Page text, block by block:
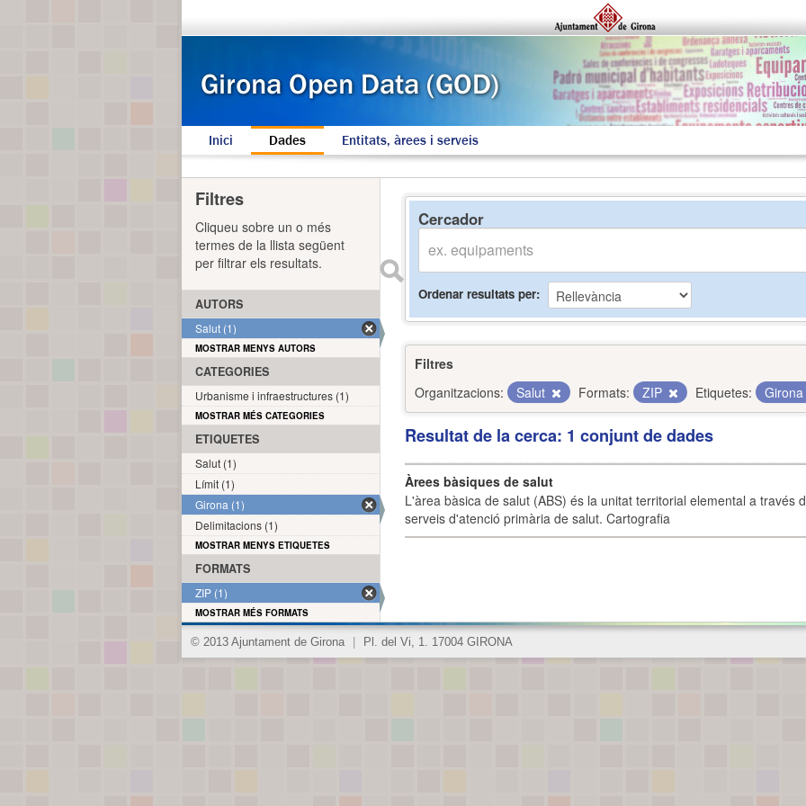
Inici Dades Entitats, àrees i serveis
Cercador
Ordenar resultats per
Filtres
Organitzacions:
Salut Formats: ZIP Etiquetes: Girona
Resultat de la cerca: 1 conjunt de dades
Àrees bàsiques de salut
L'àrea bàsica de salut (ABS) és la unitat territorial elemental a través
serveis d'atenció primària de salut. Cartografia
Filtres
Cliqueu sobre un o més
termes de la llista següent
per filtrar els resultats.
AUTORS
Salut (1)
MOSTRAR MENYS AUTORS
CATEGORIES
Urbanisme i infraestructures (1)
MOSTRAR MÉS CATEGORIES
ETIQUETES
Salut (1)
Límit (1)
Girona (1)
Delimitacions (1)
MOSTRAR MENYS ETIQUETES
FORMATS
ZIP (1)
MOSTRAR MÉS FORMATS
© 2013 Ajuntament de Girona Pl. del Vi, 1. 17004 GIRONA